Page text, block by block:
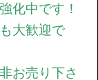
化中です！
大歓迎で
お売り下さ